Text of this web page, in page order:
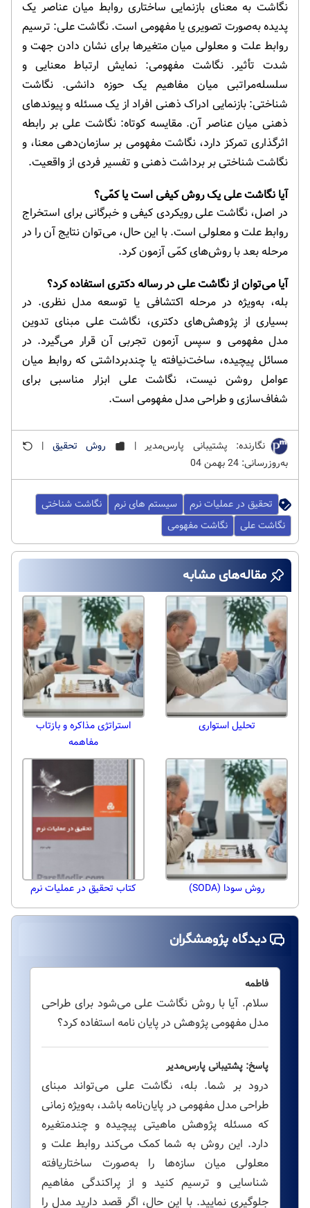
نگاشت به معنای بازنمایی ساختاری روابط میان عناصر یک
پدیده به‌صورت تصویری یا مفهومی است. نگاشت علی: ترسیم
روابط علت و معلولی میان متغیرها برای نشان دادن جهت و
شدت تأثیر. نگاشت مفهومی: نمایش ارتباط معنایی و
سلسله‌مراتبی میان مفاهیم یک حوزه دانشی. نگاشت
شناختی: بازنمایی ادراک ذهنی افراد از یک مسئله و پیوندهای
ذهنی میان عناصر آن. مقایسه کوتاه: نگاشت علی بر رابطه
اثرگذاری تمرکز دارد، نگاشت مفهومی بر سازمان‌دهی معنا، و
نگاشت شناختی بر برداشت ذهنی و تفسیر فردی از واقعیت.
آیا نگاشت علی یک روش کیفی است یا کمّی؟
در اصل، نگاشت علی رویکردی کیفی و خبرگانی برای استخراج
روابط علت و معلولی است. با این حال، می‌توان نتایج آن را در
مرحله بعد با روش‌های کمّی آزمون کرد.
آیا می‌توان از نگاشت علی در رساله دکتری استفاده کرد؟
بله، به‌ویژه در مرحله اکتشافی یا توسعه مدل نظری. در
بسیاری از پژوهش‌های دکتری، نگاشت علی مبنای تدوین
مدل مفهومی و سپس آزمون تجربی آن قرار می‌گیرد. در
مسائل پیچیده، ساخت‌نیافته یا چندبرداشتی که روابط میان
عوامل روشن نیست، نگاشت علی ابزار مناسبی برای
شفاف‌سازی و طراحی مدل مفهومی است.
نگارنده: پشتیبانی پارس‌مدیر | روش تحقیق |
به‌روزرسانی: 24 بهمن 04
تحقیق در عملیات نرم سیستم های نرم
نگاشت شناختی
نگاشت علی
نگاشت مفهومی
مقاله‌های مشابه
تحلیل استواری
استراتژی مذاکره و بازتاب
مفاهمه
روش سودا (SODA) کتاب تحقیق در عملیات نرم
دیدگاه پژوهشگران
فاطمه
سلام. آیا با روش نگاشت علی می‌شود برای طراحی
مدل مفهومی پژوهش در پایان نامه استفاده کرد؟
پاسخ: پشتیبانی پارس‌مدیر
درود بر شما. بله، نگاشت علی می‌تواند مبنای
طراحی مدل مفهومی در پایان‌نامه باشد، به‌ویژه زمانی
که مسئله پژوهش ماهیتی پیچیده و چندمتغیره
دارد. این روش به شما کمک می‌کند روابط علت و
معلولی میان سازه‌ها را به‌صورت ساختاریافته
شناسایی و ترسیم کنید و از پراکندگی مفاهیم
جلوگیری نمایید. با این حال، اگر قصد دارید مدل را